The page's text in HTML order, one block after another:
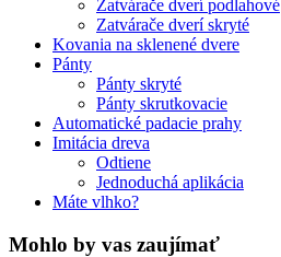
Zatvárače dverí podlahové
Zatvárače dverí skryté
Kovania na sklenené dvere
Pánty
Pánty skryté
Pánty skrutkovacie
Automatické padacie prahy
Imitácia dreva
Odtiene
Jednoduchá aplikácia
Máte vlhko?
Mohlo by vas zaujímať